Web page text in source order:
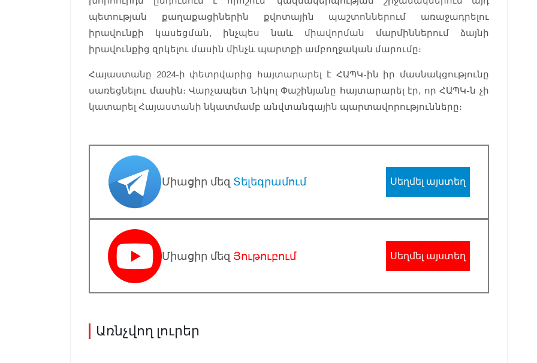
պետության քաղաքացիներին քվոտային պաշտոններում առաջադրելու
իրավունքի կասեցման, ինչպես նաև միավորման մարմիններում ձայնի
իրավունքից զրկելու մասին մինչև պարտքի ամբողջական մարումը։
Հայաստանը 2024-ի փետրվարից հայտարարել է ՀԱՊԿ-ին իր մասնակցությունը
սառեցնելու մասին։ Վարչապետ Նիկոլ Փաշինյանը հայտարարել էր, որ ՀԱՊԿ-ն չի
կատարել Հայաստանի նկատմամբ անվտանգային պարտավորությունները։
Միացիր մեզ Տելեգրամում Սեղմել այստեղ
Միացիր մեզ Յութուբում Սեղմել այստեղ
Առնչվող լուրեր